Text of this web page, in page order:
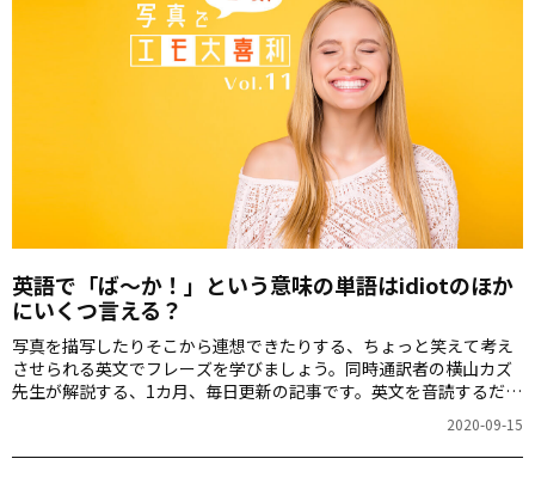
英語で「ば～か！」という意味の単語はidiotのほか
にいくつ言える？
写真を描写したりそこから連想できたりする、ちょっと笑えて考え
させられる英文でフレーズを学びましょう。同時通訳者の横山カズ
先生が解説する、1カ月、毎日更新の記事です。英文を音読するだけ
2020-09-15